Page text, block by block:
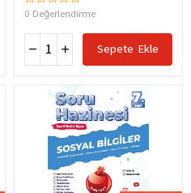
0 Değerlendirme
Sepete Ekle